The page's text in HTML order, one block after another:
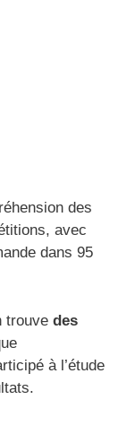
des
avec
dans 95
trouve des
à l’étude